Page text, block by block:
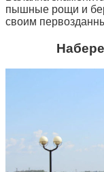
пышные рощи и
своим